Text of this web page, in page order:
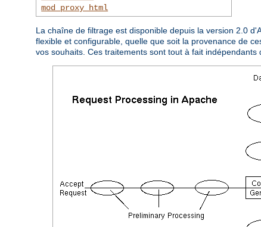
mod_proxy_html
La chaîne de filtrage est disponible depuis la version 2.0
flexible et configurable, quelle que soit la provenance de
vos souhaits. Ces traitements sont tout à fait